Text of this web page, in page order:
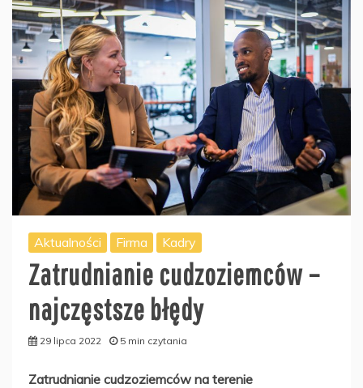
Aktualności Firma Kadry
Zatrudnianie cudzoziemców –
najczęstsze błędy
29 lipca 2022 5 min czytania
Zatrudnianie cudzoziemców na terenie